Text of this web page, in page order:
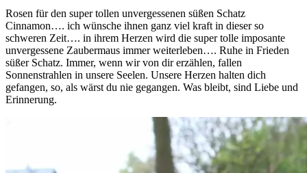
Rosen für den super tollen unvergessenen süßen Schatz
Cinnamon…. ich wünsche ihnen ganz viel kraft in dieser so
schweren Zeit…. in ihrem Herzen wird die super tolle imposante
unvergessene Zaubermaus immer weiterleben…. Ruhe in Frieden
süßer Schatz. Immer, wenn wir von dir erzählen, fallen
Sonnenstrahlen in unsere Seelen. Unsere Herzen halten dich
gefangen, so, als wärst du nie gegangen. Was bleibt, sind Liebe und
Erinnerung.